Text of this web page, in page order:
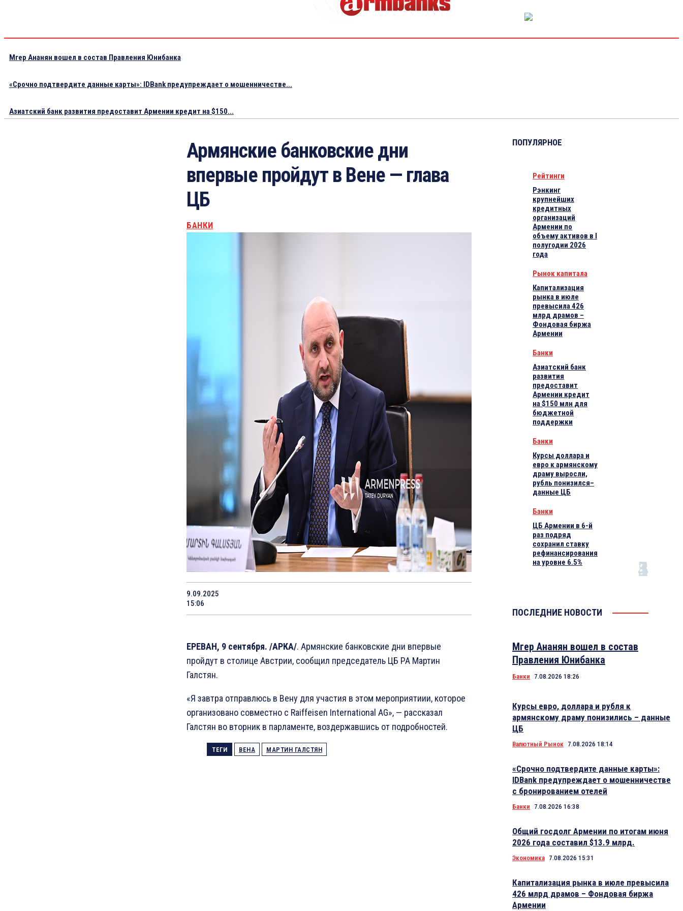
Мгер Ананян вошел в состав Правления Юнибанка
«Срочно подтвердите данные карты»: IDBank предупреждает о мошенничестве...
Азиатский банк развития предоставит Армении кредит на $150...
Армянские банковские дни
впервые пройдут в Вене — глава
ЦБ
БАНКИ
9.09.2025
15:06
ЕРЕВАН, 9 сентября. /АРКА/. Армянские банковские дни впервые
пройдут в столице Австрии, сообщил председатель ЦБ РА Мартин
Галстян.
«Я завтра отправлюсь в Вену для участия в этом мероприятиии, которое
организовано совместно с Raiffeisen International AG», — рассказал
Галстян во вторник в парламенте, воздержавшись от подробностей.
ТЕГИ ВЕНА МАРТИН ГАЛСТЯН
ПОПУЛЯРНОЕ
Рейтинги
Рэнкинг
крупнейших
кредитных
организаций
Армении по
объему активов в I
полугодии 2026
года
Рынок капитала
Капитализация
рынка в июле
превысила 426
млрд драмов –
Фондовая биржа
Армении
Банки
Азиатский банк
развития
предоставит
Армении кредит
на $150 млн для
бюджетной
поддержки
Банки
Курсы доллара и
евро к армянскому
драму выросли,
рубль понизился–
данные ЦБ
Банки
ЦБ Армении в 6-й
раз подряд
сохранил ставку
рефинансирования
на уровне 6.5%
ПОСЛЕДНИЕ НОВОСТИ
Мгер Ананян вошел в состав
Правления Юнибанка
Банки 7.08.2026 18:26
Курсы евро, доллара и рубля к
армянскому драму понизились – данные
ЦБ
Валютный Рынок 7.08.2026 18:14
«Срочно подтвердите данные карты»:
IDBank предупреждает о мошенничестве
с бронированием отелей
Банки 7.08.2026 16:38
Общий госдолг Армении по итогам июня
2026 года составил $13.9 млрд.
Экономика 7.08.2026 15:31
Капитализация рынка в июле превысила
426 млрд драмов – Фондовая биржа
Армении